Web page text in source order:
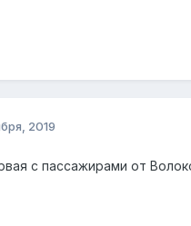
2019
с пассажирами от